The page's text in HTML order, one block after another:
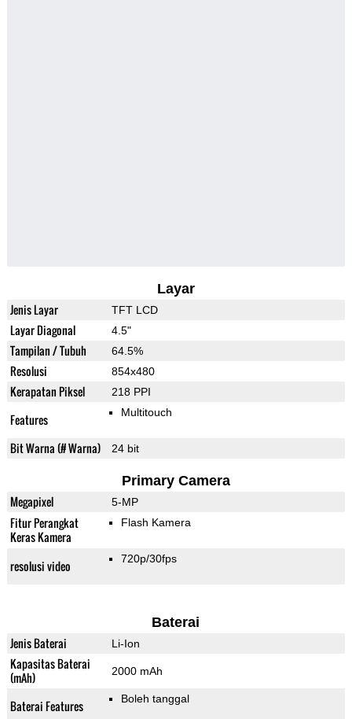
Layar
Jenis Layar TFT LCD
Layar Diagonal 4.5"
Tampilan / Tubuh 64.5%
Resolusi 854x480
Kerapatan Piksel 218 PPI
Features Multitouch
Bit Warna (# Warna) 24 bit
Primary Camera
Megapixel 5-MP
Fitur Perangkat
Keras Kamera
Flash Kamera
resolusi video 720p/30fps
Baterai
Jenis Baterai Li-Ion
Kapasitas Baterai
(mAh)
2000 mAh
Baterai Features Boleh tanggal